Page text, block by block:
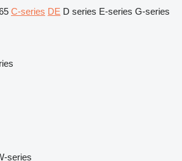
C-series DE D series E-series G-series
series